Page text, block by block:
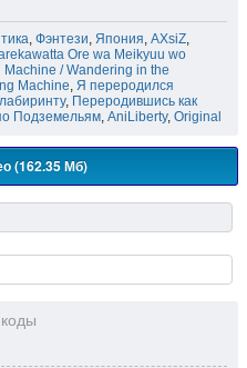
, Фэнтези, Япония, AXsiZ,
Ore wa Meikyuu wo
Machine / Wandering in the
Machine, Я переродился
, Переродившись как
Подземельям, AniLiberty, Original
(162.35 Мб)